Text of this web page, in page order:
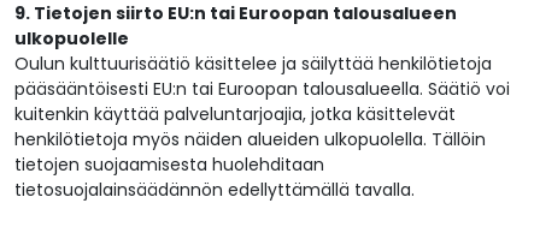
9. Tietojen siirto EU:n tai Euroopan talousalueen
ulkopuolelle
Oulun kulttuurisäätiö käsittelee ja säilyttää henkilötietoja
pääsääntöisesti EU:n tai Euroopan talousalueella. Säätiö voi
kuitenkin käyttää palveluntarjoajia, jotka käsittelevät
henkilötietoja myös näiden alueiden ulkopuolella. Tällöin
tietojen suojaamisesta huolehditaan
tietosuojalainsäädännön edellyttämällä tavalla.